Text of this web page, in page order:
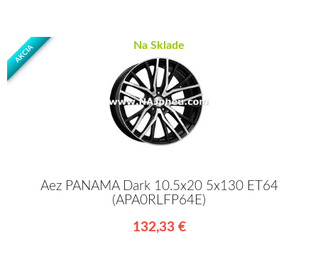
AKCIA Na Sklade
Aez PANAMA Dark 10.5x20 5x130 ET64
(APA0RLFP64E)
132,33 €